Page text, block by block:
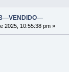
2025, 10:55:38 pm »